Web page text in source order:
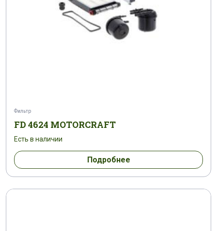
Фильтр
FD 4624 MOTORCRAFT
Есть в наличии
Подробнее